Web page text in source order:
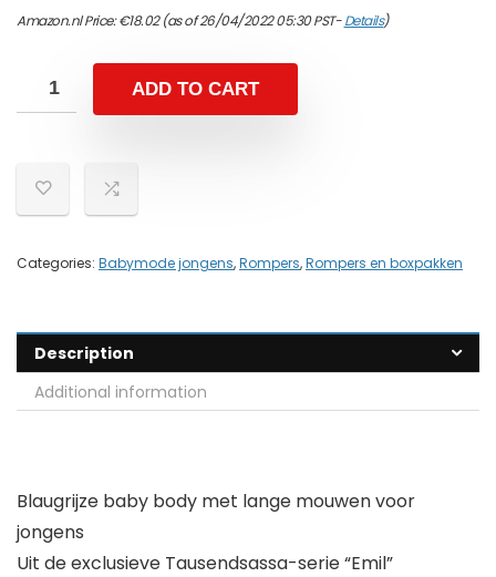
Amazon.nl Price:€18.02(as of 26/04/2022 05:30 PST-Details)
ADD TO CART
Categories: Babymode jongens,Rompers,Rompers en boxpakken
Description
Additional information
Blaugrijze baby body met lange mouwen voor
jongens
Uit de exclusieve Tausendsassa-serie “Emil”